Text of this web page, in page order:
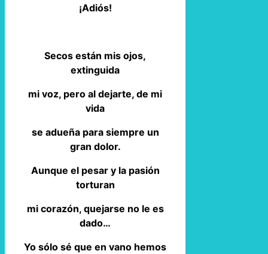
¡Adiós!
Secos están mis ojos,
extinguida
mi voz, pero al dejarte, de mi
vida
se adueña para siempre un
gran dolor.
Aunque el pesar y la pasión
torturan
mi corazón, quejarse no le es
dado…
Yo sólo sé que en vano hemos